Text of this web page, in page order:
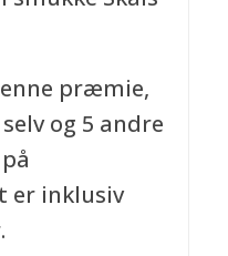
præmie,
og 5 andre
er inklusiv